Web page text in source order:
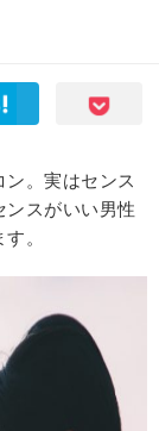
。実はセンス
スがいい男性
。